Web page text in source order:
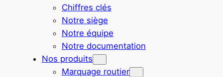
Chiffres clés
Notre siège
Notre équipe
Notre documentation
Nos produits
Marquage routier